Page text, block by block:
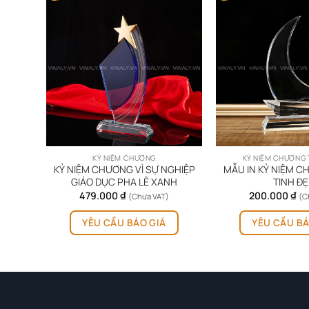
KỶ NIỆM CHƯƠNG
KỶ NIỆM CHƯƠNG VÌ SỰ NGHIỆP
GIÁO DỤC PHA LÊ XANH
479.000 ₫ (Chưa VAT)
YÊU CẦU BÁO GIÁ
KỶ NIỆM CHƯƠNG
MẪU IN KỶ NIỆM
TINH
200.000 ₫
YÊU CẦU